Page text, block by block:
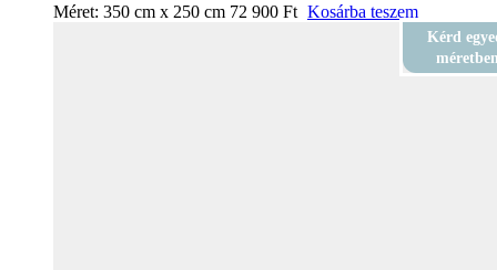
Méret: 350 cm x 250 cm 72 900 Ft Kosárba teszem
Kérd